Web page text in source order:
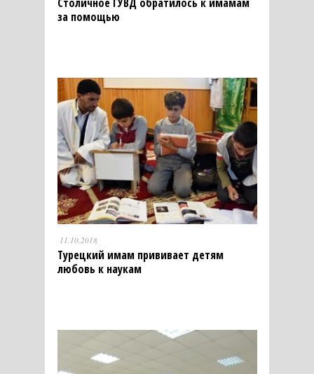
за помощью
11.10.2018
Турецкий имам прививает детям
любовь к наукам